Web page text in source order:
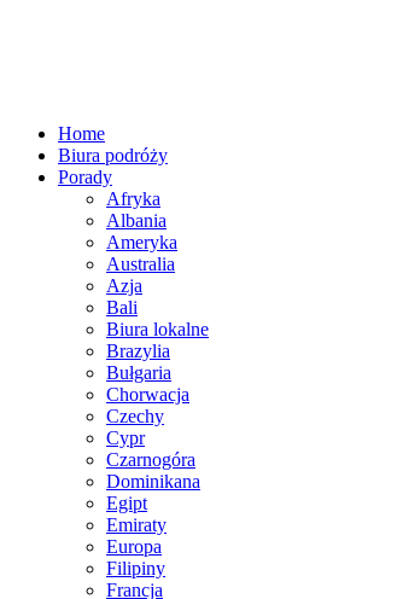
Home
Biura podróży
Porady
Afryka
Albania
Ameryka
Australia
Azja
Bali
Biura lokalne
Brazylia
Bułgaria
Chorwacja
Czechy
Cypr
Czarnogóra
Dominikana
Egipt
Emiraty
Europa
Filipiny
Francja